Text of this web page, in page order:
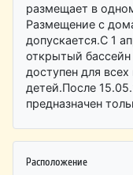
размещает в
Размещение с
допускается.С 1
открытый бассейн
доступен для
детей.После
предназначен
Расположение